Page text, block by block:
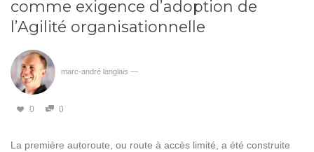
comme exigence d’adoption de
l’Agilité organisationnelle
marc-andré langlais —
0 0
La première autoroute, ou route à accès limité, a été construite